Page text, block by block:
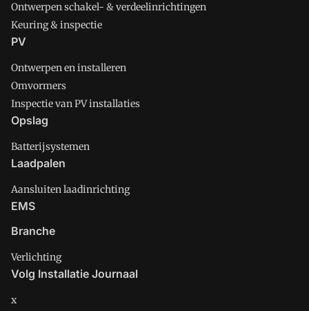
Ontwerpen schakel- & verdeelinrichtingen
Keuring & inspectie
PV
Ontwerpen en installeren
Omvormers
Inspectie van PV installaties
Opslag
Batterijsystemen
Laadpalen
Aansluiten laadinrichting
EMS
Branche
Verlichting
Volg Installatie Journaal
x